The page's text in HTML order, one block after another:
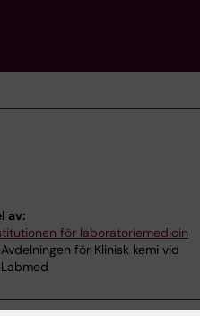
av:
för laboratoriemedicin
Avdelningen för Klinisk kemi vid
Labmed